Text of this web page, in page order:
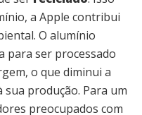
a Apple contribui
O alumínio
para ser processado
o que diminui a
sua produção. Para um
preocupados com